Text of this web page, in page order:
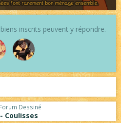
inscrits peuvent y répondre.
Dessiné
Coulisses